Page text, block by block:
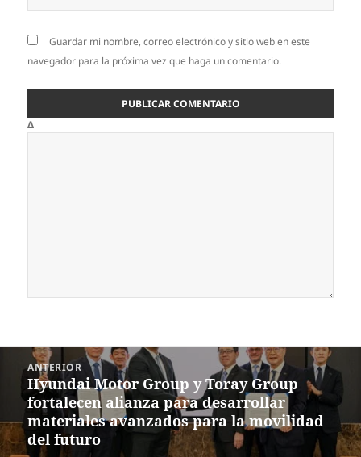
Guardar mi nombre, correo electrónico y sitio web en este
navegador para la próxima vez que haga un comentario.
Δ
Navegación
entradas
ANTERIOR
Entrada
anterior:
Hyundai Motor Group y Toray Group
fortalecen alianza para desarrollar
materiales avanzados para la movilidad
del futuro